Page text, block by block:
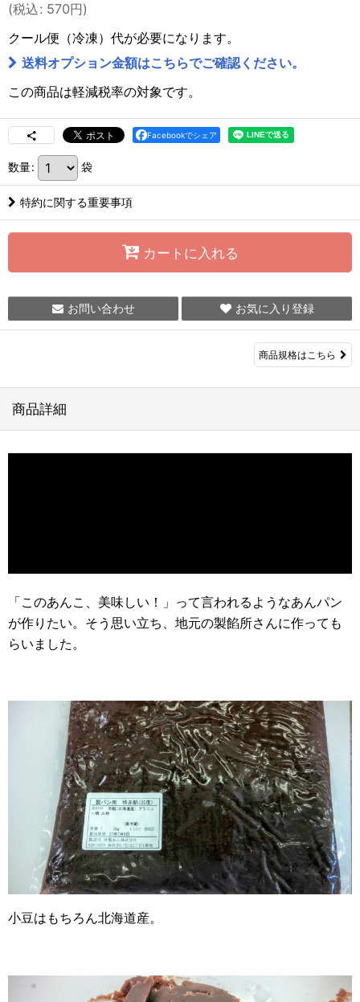
(税込: 570円)
クール便（冷凍） 代が必要になります。
送料オプション金額はこちらでご確認ください。
この商品は軽減税率の対象です。
Facebookでシェア
数量: 袋
特約に関する重要事項
カートに入れる
お問い合わせ お気に入り登録
商品規格はこちら
商品詳細
「このあんこ、美味しい！」って言われるようなあんパン
が作りたい。そう思い立ち、地元の製餡所さんに作っても
らいました。
小豆はもちろん北海道産。